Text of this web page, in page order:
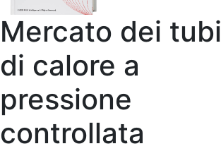
Mercato dei tubi
di calore a
pressione
controllata